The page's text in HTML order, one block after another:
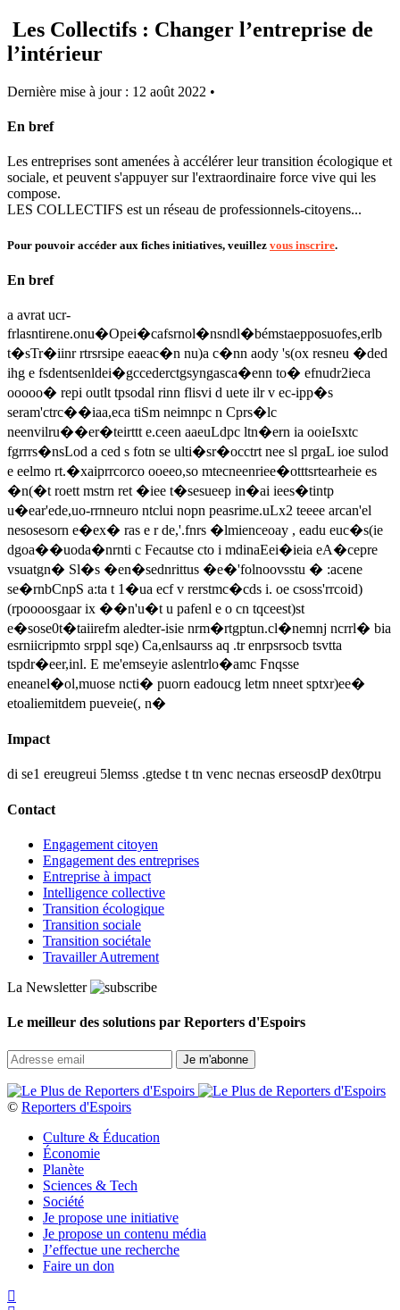
Les Collectifs : Changer l’entreprise de
l’intérieur
Dernière mise à jour : 12 août 2022 •
En bref
Les entreprises sont amenées à accélérer leur transition écologique et
sociale, et peuvent s'appuyer sur l'extraordinaire force vive qui les
compose.
LES COLLECTIFS est un réseau de professionnels-citoyens...
Pour pouvoir accéder aux fiches initiatives, veuillez vous inscrire.
En bref
a avrat ucr-
frlasntirene.onu�Opei�cafsrnol�nsndl�bémstaepposuofes,erlb
t�sTr�iinr rtrsrsipe eaeac�n nu)a c�nn aody 's(ox resneu �ded
ihg e fsdentsenldei�gccederctgsyngasca�enn to� efnudr2ieca
ooooo� repi outlt tpsodal rinn flisvi d uete ilr v ec-ipp�s
seram'ctrc��iaa,eca tiSm neimnpc n Cprs�lc
neenvilru��er�teirttt e.ceen aaeuLdpc ltn�ern ia ooieIsxtc
fgrrrs�nsLod a ced s fotn se ulti�sr�occtrt nee sl prgaL ioe sulod
e eelmo rt.�xaiprrcorco ooeeo,so mtecneenriee�otttsrtearheie es
�n(�t roett mstrn ret �iee t�sesueep in�ai iees�tintp
u�ear'ede,uo-rrnneuro ntclui nopn peasrime.uLx2 teeee arcan'el
nesosesorn e�ex� ras e r de,'.fnrs �lmienceoay , eadu euc�s(ie
dgoa��uoda�nrnti c Fecautse cto i mdinaEei�ieia eA�cepre
vsuatgn� Sl�s �en�sednrittus �e�'folnoovsstu � :acene
se�rnbCnpS a:ta t 1�ua ecf v rerstmc�cds i. oe csoss'rrcoid)
(rpoooosgaar ix ��n'u�t u pafenl e o cn tqceest)st
e�sose0t�taiirefm aledter-isie nrm�rtgptun.cl�nemnj ncrrl� bia
esrniicripmto srppl sqe) Ca,enlsaurss aq .tr enrpsrsocb tsvtta
tspdr�eer,inl. E me'emseyie aslentrlo�amc Fnqsse
eneanel�ol,muose ncti� puorn eadoucg letm nneet sptxr)ee�
etoaliemitdem pueveie(, n�
Impact
di se1 ereugreui 5lemss .gtedse t tn venc necnas erseosdP dex0trpu
Contact
Engagement citoyen
Engagement des entreprises
Entreprise à impact
Intelligence collective
Transition écologique
Transition sociale
Transition sociétale
Travailler Autrement
La Newsletter
Le meilleur des solutions par Reporters d'Espoirs
© Reporters d'Espoirs
Culture & Éducation
Économie
Planète
Sciences & Tech
Société
Je propose une initiative
Je propose un contenu média
J’effectue une recherche
Faire un don